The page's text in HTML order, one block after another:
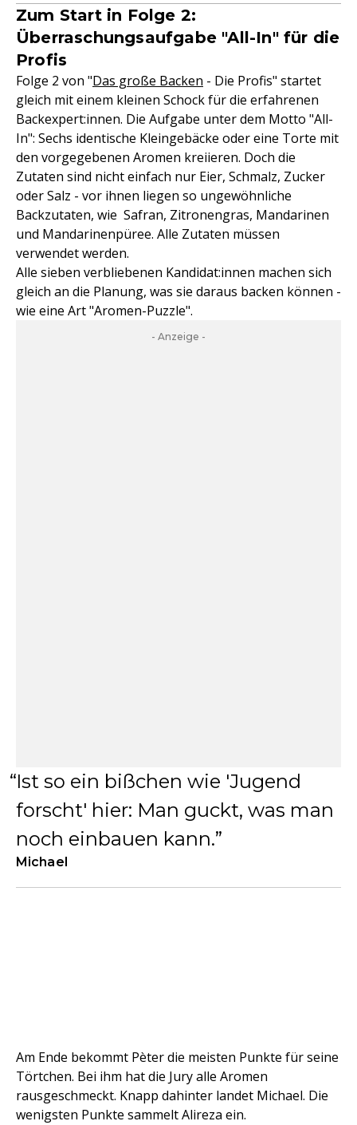
Zum Start in Folge 2:
Überraschungsaufgabe "All-In" für die
Profis
Folge 2 von "Das große Backen - Die Profis" startet
gleich mit einem kleinen Schock für die erfahrenen
Backexpert:innen. Die Aufgabe unter dem Motto "All-
In": Sechs identische Kleingebäcke oder eine Torte mit
den vorgegebenen Aromen kreiieren. Doch die
Zutaten sind nicht einfach nur Eier, Schmalz, Zucker
oder Salz - vor ihnen liegen so ungewöhnliche
Backzutaten, wie Safran, Zitronengras, Mandarinen
und Mandarinenpüree. Alle Zutaten müssen
verwendet werden.
Alle sieben verbliebenen Kandidat:innen machen sich
gleich an die Planung, was sie daraus backen können -
wie eine Art "Aromen-Puzzle".
- Anzeige -
Ist so ein bißchen wie 'Jugend
forscht' hier: Man guckt, was man
noch einbauen kann.
Michael
Am Ende bekommt Pèter die meisten Punkte für seine
Törtchen. Bei ihm hat die Jury alle Aromen
rausgeschmeckt. Knapp dahinter landet Michael. Die
wenigsten Punkte sammelt Alireza ein.